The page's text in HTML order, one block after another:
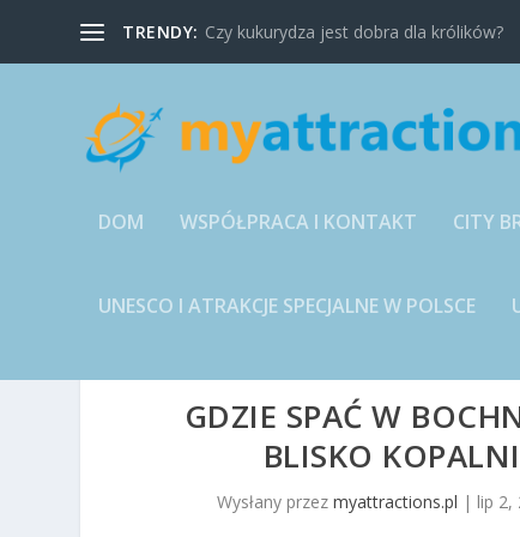
TRENDY: Czy kukurydza jest dobra dla królików?
DOM WSPÓŁPRACA I KONTAKT CITY
UNESCO I ATRAKCJE SPECJALNE W POLSCE
GDZIE SPAĆ W
BLISKO
Wysłany przez myattractions.pl | lip 2,